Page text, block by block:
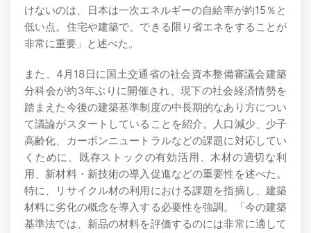
けないのは、日本は一次エネルギーの自給率が約15％と
低い点。住宅や建築で、できる限り省エネをすることが
非常に重要」と述べた。
また、4月18日に国土交通省の社会資本整備審議会建築
分科会が約3年ぶりに開催され、現下の社会経済情勢を
踏まえた今後の建築基準制度の中長期的なあり方につい
て議論がスタートしていることを紹介。人口減少、少子
高齢化、カーボンニュートラルなどの課題に対応してい
くために、既存ストックの有効活用、木材の適切な利
用、新材料・新技術の導入促進などの重要性を述べた。
特に、リサイクル材の利用における課題を指摘し、建築
材料に劣化の概念を導入する必要性を強調。「今の建築
基準法では、新品の材料を評価するのには非常に適して